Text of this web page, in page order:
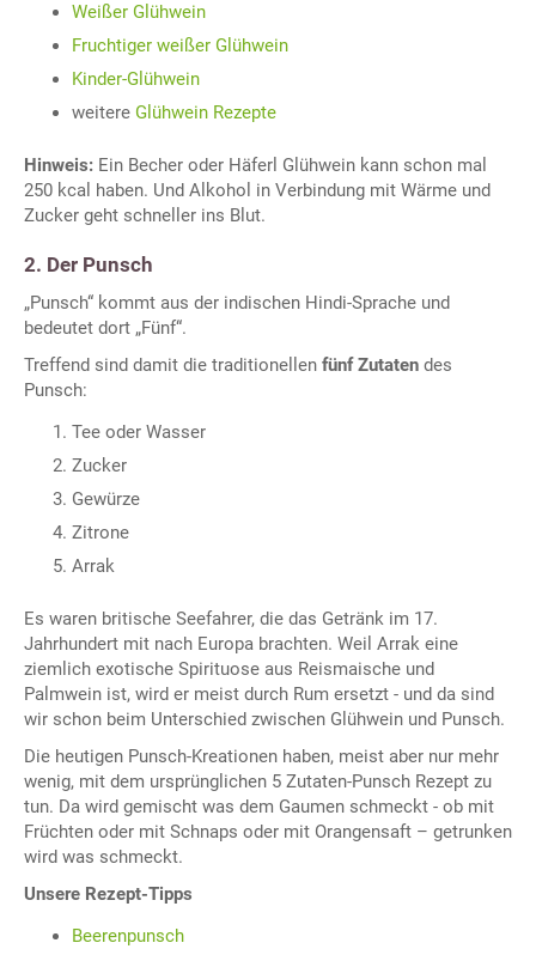
Weißer Glühwein
Fruchtiger weißer Glühwein
Kinder-Glühwein
weitere Glühwein Rezepte
Hinweis: Ein Becher oder Häferl Glühwein kann schon mal
250 kcal haben. Und Alkohol in Verbindung mit Wärme und
Zucker geht schneller ins Blut.
2. Der Punsch
„Punsch“ kommt aus der indischen Hindi-Sprache und
bedeutet dort „Fünf“.
Treffend sind damit die traditionellen fünf Zutaten des
Punsch:
Tee oder Wasser
Zucker
Gewürze
Zitrone
Arrak
Es waren britische Seefahrer, die das Getränk im 17.
Jahrhundert mit nach Europa brachten. Weil Arrak eine
ziemlich exotische Spirituose aus Reismaische und
Palmwein ist, wird er meist durch Rum ersetzt - und da sind
wir schon beim Unterschied zwischen Glühwein und Punsch.
Die heutigen Punsch-Kreationen haben, meist aber nur mehr
wenig, mit dem ursprünglichen 5 Zutaten-Punsch Rezept zu
tun. Da wird gemischt was dem Gaumen schmeckt - ob mit
Früchten oder mit Schnaps oder mit Orangensaft – getrunken
wird was schmeckt.
Unsere Rezept-Tipps
Beerenpunsch